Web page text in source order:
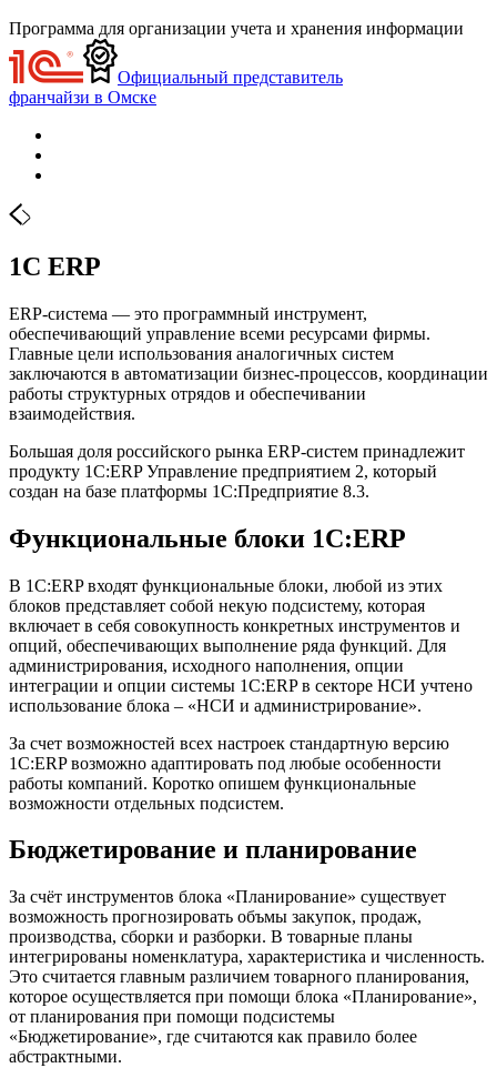
Программа для организации учета и хранения информации
Официальный представитель
франчайзи в Омске
1С ERP
ERP-система — это программный инструмент,
обеспечивающий управление всеми ресурсами фирмы.
Главные цели использования аналогичных систем
заключаются в автоматизации бизнес-процессов, координации
работы структурных отрядов и обеспечивании
взаимодействия.
Большая доля российского рынка ERP-систем принадлежит
продукту 1С:ERP Управление предприятием 2, который
создан на базе платформы 1С:Предприятие 8.3.
Функциональные блоки 1С:ERP
В 1С:ERP входят функциональные блоки, любой из этих
блоков представляет собой некую подсистему, которая
включает в себя совокупность конкретных инструментов и
опций, обеспечивающих выполнение ряда функций. Для
администрирования, исходного наполнения, опции
интеграции и опции системы 1С:ERP в секторе НСИ учтено
использование блока – «НСИ и администрирование».
За счет возможностей всех настроек стандартную версию
1С:ERP возможно адаптировать под любые особенности
работы компаний. Коротко опишем функциональные
возможности отдельных подсистем.
Бюджетирование и планирование
За счёт инструментов блока «Планирование» существует
возможность прогнозировать объмы закупок, продаж,
производства, сборки и разборки. В товарные планы
интегрированы номенклатура, характеристика и численность.
Это считается главным различием товарного планирования,
которое осуществляется при помощи блока «Планирование»,
от планирования при помощи подсистемы
«Бюджетирование», где считаются как правило более
абстрактными.